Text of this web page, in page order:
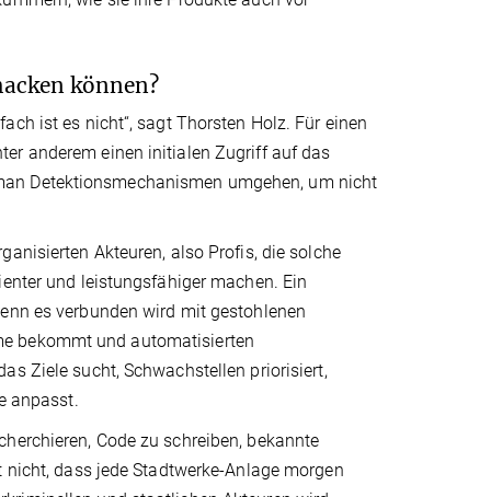
können?
ist es nicht“, sagt Thorsten Holz. Für einen
anderem einen initialen Zugriff auf das
Detektionsmechanismen umgehen, um nicht
Akteuren, also Profis, die solche
und leistungsfähiger machen. Ein
es verbunden wird mit gestohlenen
bekommt und automatisierten
Ziele sucht, Schwachstellen priorisiert,
anpasst.
Code zu schreiben, bekannte
dass jede Stadtwerke-Anlage morgen